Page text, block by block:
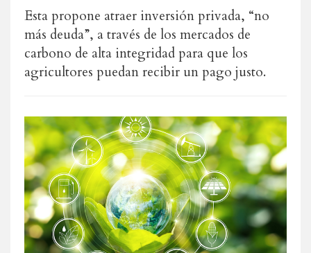
Esta propone atraer inversión privada, “no
más deuda”, a través de los mercados de
carbono de alta integridad para que los
agricultores puedan recibir un pago justo.